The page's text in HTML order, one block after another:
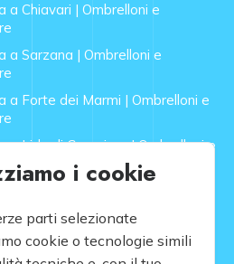
a Chiavari | Ombrelloni e
a Sarzana | Ombrelloni e
a Forte dei Marmi | Ombrelloni e
a Lido di Camaiore | Ombrelloni e
Rapallo | Ombrelloni e
i cookie
parti selezionate
cookie o tecnologie simili